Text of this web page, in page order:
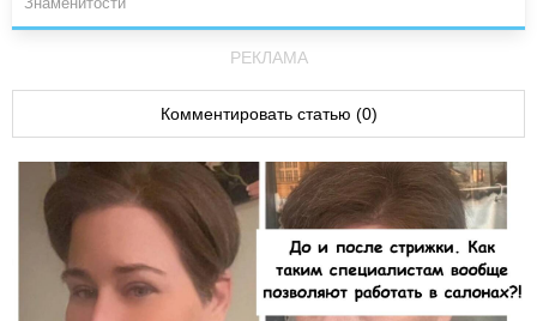
РЕКЛАМА
Комментировать статью (0)